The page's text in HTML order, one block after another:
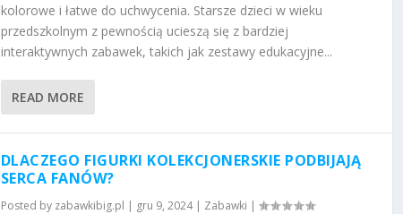
kolorowe i łatwe do uchwycenia. Starsze dzieci w wieku
przedszkolnym z pewnością ucieszą się z bardziej
interaktywnych zabawek, takich jak zestawy edukacyjne...
READ MORE
DLACZEGO FIGURKI KOLEKCJONERSKIE PODBIJAJĄ
SERCA FANÓW?
Posted by zabawkibig.pl | gru 9, 2024| Zabawki |